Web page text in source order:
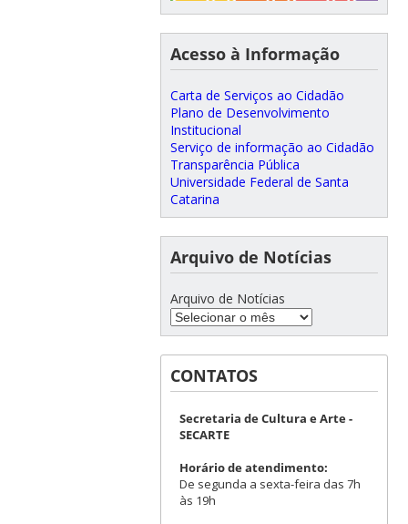
Acesso à Informação
Carta de Serviços ao Cidadão
Plano de Desenvolvimento
Institucional
Serviço de informação ao Cidadão
Transparência Pública
Universidade Federal de Santa
Catarina
Arquivo de Notícias
Arquivo de Notícias
CONTATOS
Secretaria de Cultura e Arte -
SECARTE
Horário de atendimento:
De segunda a sexta-feira das 7h
às 19h